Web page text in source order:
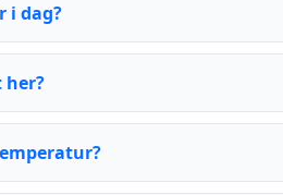
i dag?
her?